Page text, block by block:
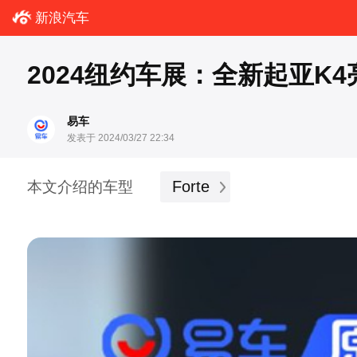
新浪汽车
2024纽约车展：全新起亚K4
易车
发表于 2024/03/27 22:34
本文介绍的车型 Forte